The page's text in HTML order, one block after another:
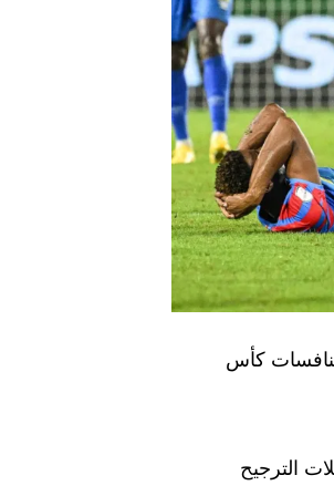
الأربعاء، بيانا عقب إقصاء المنتخب من دور الـ16 في منافسات كأس
الترجيح